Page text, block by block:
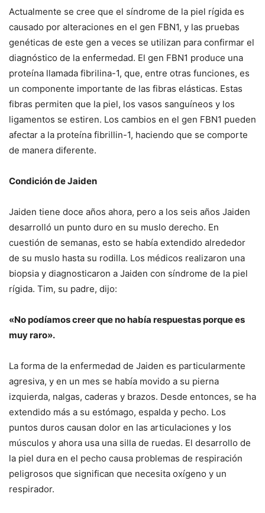
Actualmente se cree que el síndrome de la piel rígida es
causado por alteraciones en el gen FBN1, y las pruebas
genéticas de este gen a veces se utilizan para confirmar el
diagnóstico de la enfermedad. El gen FBN1 produce una
proteína llamada fibrilina-1, que, entre otras funciones, es
un componente importante de las fibras elásticas. Estas
fibras permiten que la piel, los vasos sanguíneos y los
ligamentos se estiren. Los cambios en el gen FBN1 pueden
afectar a la proteína fibrillin-1, haciendo que se comporte
de manera diferente.
Condición de Jaiden
Jaiden tiene doce años ahora, pero a los seis años Jaiden
desarrolló un punto duro en su muslo derecho. En
cuestión de semanas, esto se había extendido alrededor
de su muslo hasta su rodilla. Los médicos realizaron una
biopsia y diagnosticaron a Jaiden con síndrome de la piel
rígida. Tim, su padre, dijo:
«No podíamos creer que no había respuestas porque es
muy raro».
La forma de la enfermedad de Jaiden es particularmente
agresiva, y en un mes se había movido a su pierna
izquierda, nalgas, caderas y brazos. Desde entonces, se ha
extendido más a su estómago, espalda y pecho. Los
puntos duros causan dolor en las articulaciones y los
músculos y ahora usa una silla de ruedas. El desarrollo de
la piel dura en el pecho causa problemas de respiración
peligrosos que significan que necesita oxígeno y un
respirador.